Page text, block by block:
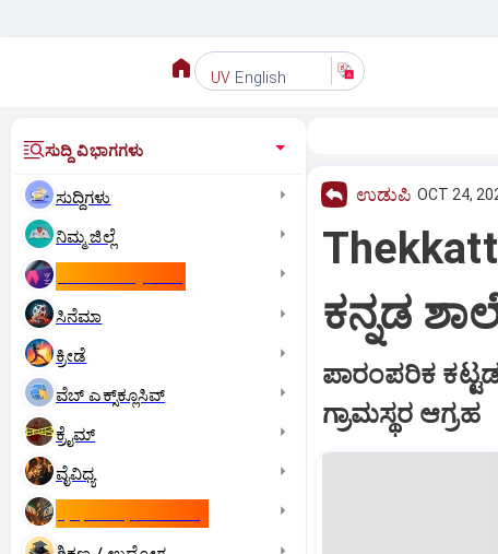
UV English
ಸುದ್ದಿ ವಿಭಾಗಗಳು
ಸುದ್ದಿಗಳು
ನಿಮ್ಮ ಜಿಲ್ಲೆ
ಸಿನೆಮಾ
ಕ್ರೀಡೆ
ವೆಬ್ ಎಕ್ಸ್‌ಕ್ಲೂಸಿವ್
ಕ್ರೈಮ್
ವೈವಿಧ್ಯ
ಉಡುಪಿ OCT 24,
ಕನ್ನಡ
ಪಾರಂಪರಿಕ
ಗ್ರಾಮಸ್ಥರ ಆಗ್ರಹ